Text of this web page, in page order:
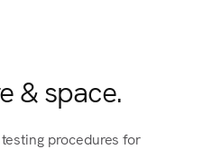
& space.
procedures for